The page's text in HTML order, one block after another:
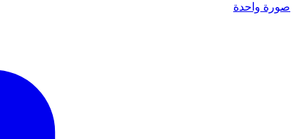
صورة واحدة